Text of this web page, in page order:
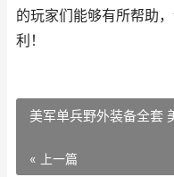
的玩家们能够有所帮助
利！
美军单兵野外装备全套
« 上一篇